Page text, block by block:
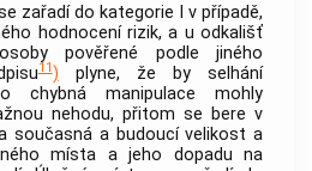
zařadí do kategorie I v případě,
hodnocení rizik, a u odkališť
pověřené podle jiného
11) plyne, že by selhání
chybná manipulace mohly
nehodu, přitom se bere v
současná a budoucí velikost a
místa a jeho dopadu na